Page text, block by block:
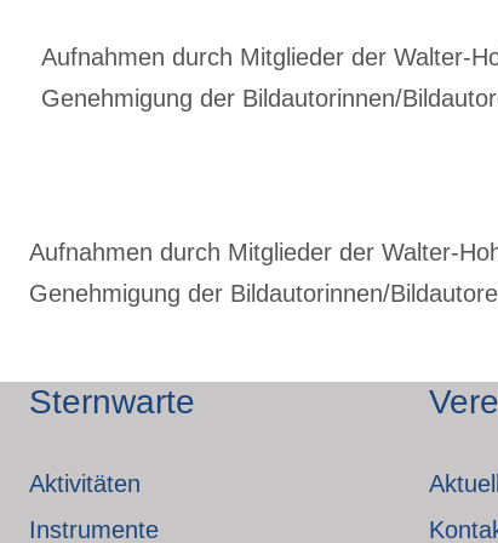
Aufnahmen durch Mitglieder der Walter-
Genehmigung der Bildautorinnen/
Aufnahmen durch Mitglieder der Walter-
Genehmigung der Bildautorinnen/
Sternwarte
Aktivitäten
Instrumente